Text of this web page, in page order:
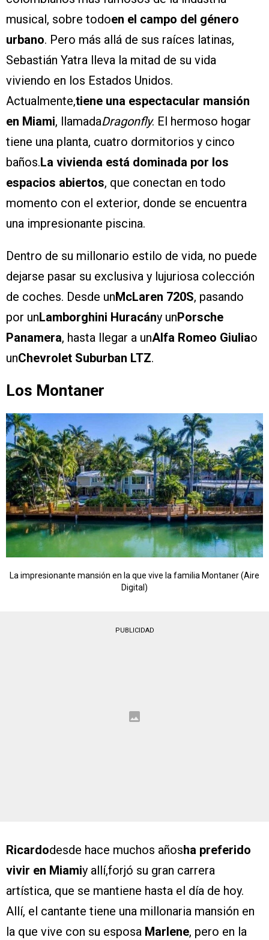
musical, sobre todoen el campo del género
urbano. Pero más allá de sus raíces latinas,
Sebastián Yatra lleva la mitad de su vida
viviendo en los Estados Unidos.
Actualmente,tiene una espectacular mansión
en Miami, llamadaDragonfly. El hermoso hogar
tiene una planta, cuatro dormitorios y cinco
baños.La vivienda está dominada por los
espacios abiertos, que conectan en todo
momento con el exterior, donde se encuentra
una impresionante piscina.
Dentro de su millonario estilo de vida, no puede
dejarse pasar su exclusiva y lujuriosa colección
de coches. Desde unMcLaren 720S, pasando
por unLamborghini Huracány unPorsche
Panamera, hasta llegar a unAlfa Romeo Giuliao
unChevrolet Suburban LTZ.
Los Montaner
La impresionante mansión en la que vive la familia Montaner (Aire
Digital)
PUBLICIDAD
Ricardodesde hace muchos añosha preferido
vivir en Miamiy allí,forjó su gran carrera
artística, que se mantiene hasta el día de hoy.
Allí, el cantante tiene una millonaria mansión en
la que vive con su esposa Marlene, pero en la